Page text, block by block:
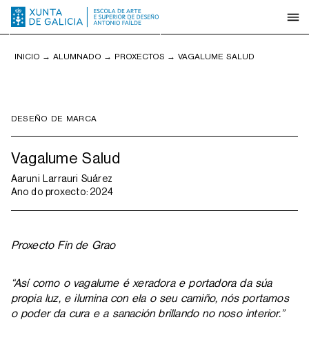
INICIO → ALUMNADO → PROXECTOS → VAGALUME SALUD
DESEÑO DE MARCA
Vagalume Salud
Aaruni Larrauri Suárez
Ano do proxecto: 2024
Proxecto Fin de Grao
“Así como o vagalume é xeradora e portadora da súa
propia luz, e ilumina con ela o seu camiño, nós portamos
o poder da cura e a sanación brillando no noso interior.”